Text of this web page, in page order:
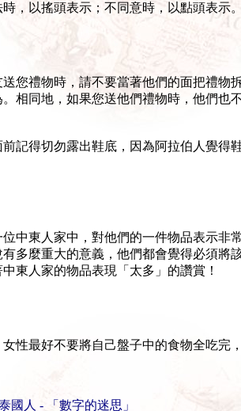
時，以搖頭表示；不同意時，以點頭表示
您禮物時，請不要當著他們的面把禮物
相同地，如果您送他們禮物時，他們也
記得切勿露出鞋底，因為阿拉伯人覺得
中東人家中，對他們的一件物品表示非
多麼重大的意義，他們都會覺得必須將
東人家的物品表現「太多」的讚賞！
性最好不要將自己盤子中的食物全吃完
國人 - 「數字的迷思」